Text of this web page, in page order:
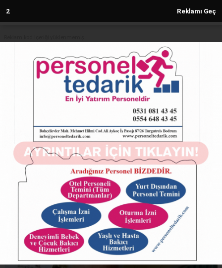
1 Reklamı Geç
Anasayfa SAMANDAĞ
TEKEBAŞI MAHALLESİ VEFAT!
SAMANDAĞ
09.06.2025 - 20:55, Güncelleme: 09.06.2025 - 23:53
23315+ kez okundu.
TEKEBAŞI MAHALLESİ VEFAT!
ABONE OL